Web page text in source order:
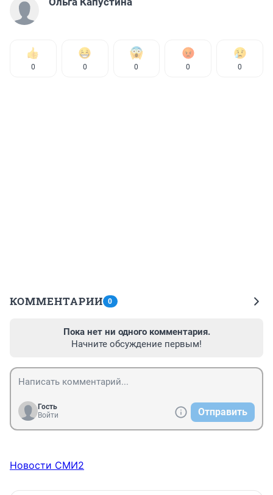
0 0 0 0 0
КОММЕНТАРИИ 0
Пока нет ни одного комментария.
Начните обсуждение первым!
Гость
Войти
Отправить
Новости СМИ2